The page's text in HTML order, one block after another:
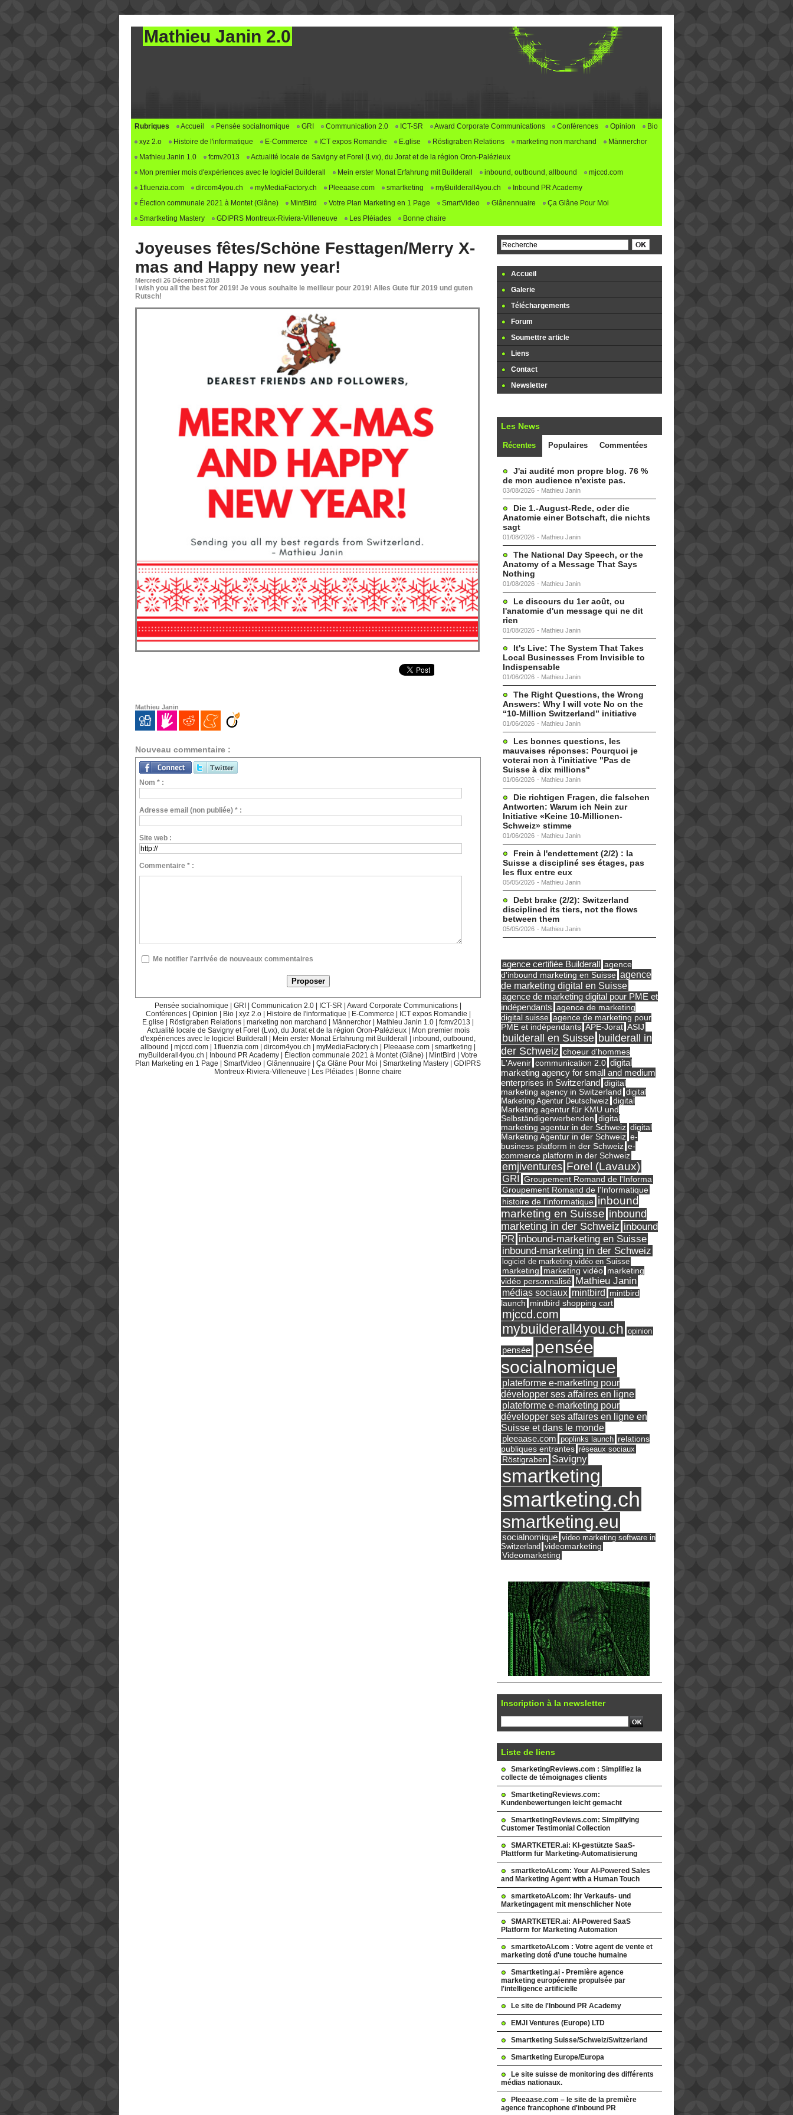
Mathieu Janin 2.0
Rubriques Accueil Pensée socialnomique GRI Communication 2.0 ICT-SR Award Corporate Communications Conférences Opinion
Bio
xyz 2.o
Histoire de l'informatique E-Commerce ICT expos Romandie E.glise Röstigraben Relations marketing non marchand
Männerchor
Mathieu Janin 1.0
fcmv2013
Actualité locale de Savigny et Forel (Lvx), du Jorat et de la région Oron-Palézieux
Mon premier mois d'expériences avec le logiciel Builderall
Mein erster Monat Erfahrung mit Builderall inbound, outbound, allbound
mjccd.com
1fluenzia.com
dircom4you.ch myMediaFactory.ch Pleeaase.com smartketing myBuilderall4you.ch
Inbound PR Academy
Élection communale 2021 à Montet (Glâne)
MintBird Votre Plan Marketing en 1 Page SmartVideo Glânennuaire
Ça Glâne Pour Moi
Smartketing Mastery
GDIPRS Montreux-Riviera-Villeneuve Les Pléiades Bonne chaire
Joyeuses fêtes/Schöne Festtagen/Merry X-
mas and Happy new year!
Mercredi 26 Décembre 2018
I wish you all the best for 2019! Je vous souhaite le meilleur pour 2019! Alles Gute für 2019 und guten
Rutsch!
Mathieu Janin
Nouveau commentaire :
Nom * :
Adresse email (non publiée) * :
Site web :
Commentaire * :
Me notifier l'arrivée de nouveaux commentaires
Pensée socialnomique GRI Communication 2.0 ICT-SR Award Corporate Communications
Conférences
Opinion Bio xyz 2.o Histoire de l'informatique E-Commerce ICT expos Romandie
E.glise
Röstigraben Relations marketing non marchand Männerchor Mathieu Janin 1.0 fcmv2013
Actualité locale de Savigny et Forel (Lvx), du Jorat et de la région Oron-Palézieux
Mon premier mois
d'expériences avec le logiciel Builderall
Mein erster Monat Erfahrung mit Builderall
inbound, outbound,
allbound
mjccd.com 1fluenzia.com dircom4you.ch myMediaFactory.ch Pleeaase.com smartketing
myBuilderall4you.ch
Inbound PR Academy Élection communale 2021 à Montet (Glâne) MintBird
Votre
Plan Marketing en 1 Page
SmartVideo Glânennuaire Ça Glâne Pour Moi Smartketing Mastery
GDIPRS
Montreux-Riviera-Villeneuve
Les Pléiades Bonne chaire
Accueil
Galerie
Téléchargements
Forum
Soumettre article
Liens
Contact
Newsletter
Les News
Récentes Populaires Commentées
J'ai audité mon propre blog. 76 %
de mon audience n'existe pas.
03/08/2026 - Mathieu Janin
Die 1.-August-Rede, oder die
Anatomie einer Botschaft, die nichts
sagt
01/08/2026 - Mathieu Janin
The National Day Speech, or the
Anatomy of a Message That Says
Nothing
01/08/2026 - Mathieu Janin
Le discours du 1er août, ou
l'anatomie d'un message qui ne dit
rien
01/08/2026 - Mathieu Janin
It's Live: The System That Takes
Local Businesses From Invisible to
Indispensable
01/06/2026 - Mathieu Janin
The Right Questions, the Wrong
Answers: Why I will vote No on the
“10-Million Switzerland” initiative
01/06/2026 - Mathieu Janin
Les bonnes questions, les
mauvaises réponses: Pourquoi je
voterai non à l'initiative "Pas de
Suisse à dix millions"
01/06/2026 - Mathieu Janin
Die richtigen Fragen, die falschen
Antworten: Warum ich Nein zur
Initiative «Keine 10-Millionen-
Schweiz» stimme
01/06/2026 - Mathieu Janin
Frein à l'endettement (2/2) : la
Suisse a discipliné ses étages, pas
les flux entre eux
05/05/2026 - Mathieu Janin
Debt brake (2/2): Switzerland
disciplined its tiers, not the flows
between them
05/05/2026 - Mathieu Janin
agence certifiée Builderall
agence
d'inbound marketing en Suisse agence
de marketing digital en Suisse
agence de marketing digital pour PME et
indépendants agence de marketing
digital suisse agence de marketing pour
PME et indépendants APE-Jorat ASIJ
builderall en Suisse builderall in
der Schweiz choeur d'hommes
L'Avenir communication 2.0 digital
marketing agency for small and medium
enterprises in Switzerland digital
marketing agency in Switzerland digital
Marketing Agentur Deutschweiz digital
Marketing agentur für KMU und
Selbständigerwerbenden digital
marketing agentur in der Schweiz digital
Marketing Agentur in der Schweiz e-
business platform in der Schweiz e-
commerce platform in der Schweiz
emjiventures Forel (Lavaux)
GRI Groupement Romand de l'Informa
Groupement Romand de l'Informatique
histoire de l'informatique inbound
marketing en Suisse inbound
marketing in der Schweiz inbound
PR inbound-marketing en Suisse
inbound-marketing in der Schweiz
logiciel de marketing vidéo en Suisse
marketing marketing vidéo marketing
vidéo personnalisé Mathieu Janin
médias sociaux mintbird
mintbird
launch mintbird shopping cart
mjccd.com
mybuilderall4you.ch opinion
pensée pensée
socialnomique
plateforme e-marketing pour
développer ses affaires en ligne
plateforme e-marketing pour
développer ses affaires en ligne en
Suisse et dans le monde
pleeaase.com poplinks launch relations
publiques entrantes réseaux sociaux
Röstigraben Savigny
smartketing
smartketing.ch
smartketing.eu
socialnomique video marketing software in
Switzerland videomarketing
Videomarketing
Inscription à la newsletter
Liste de liens
SmarketingReviews.com : Simplifiez la
collecte de témoignages clients
SmartketingReviews.com:
Kundenbewertungen leicht gemacht
SmartketingReviews.com: Simplifying
Customer Testimonial Collection
SMARTKETER.ai: KI-gestützte SaaS-
Plattform für Marketing-Automatisierung
smartketoAI.com: Your AI-Powered Sales
and Marketing Agent with a Human Touch
smartketoAI.com: Ihr Verkaufs- und
Marketingagent mit menschlicher Note
SMARTKETER.ai: AI-Powered SaaS
Platform for Marketing Automation
smartketoAI.com : Votre agent de vente et
marketing doté d'une touche humaine
Smartketing.ai - Première agence
marketing européenne propulsée par
l'intelligence artificielle
Le site de l'Inbound PR Academy
EMJI Ventures (Europe) LTD
Smartketing Suisse/Schweiz/Switzerland
Smartketing Europe/Europa
Le site suisse de monitoring des différents
médias nationaux.
Pleeaase.com – le site de la première
agence francophone d'inbound PR